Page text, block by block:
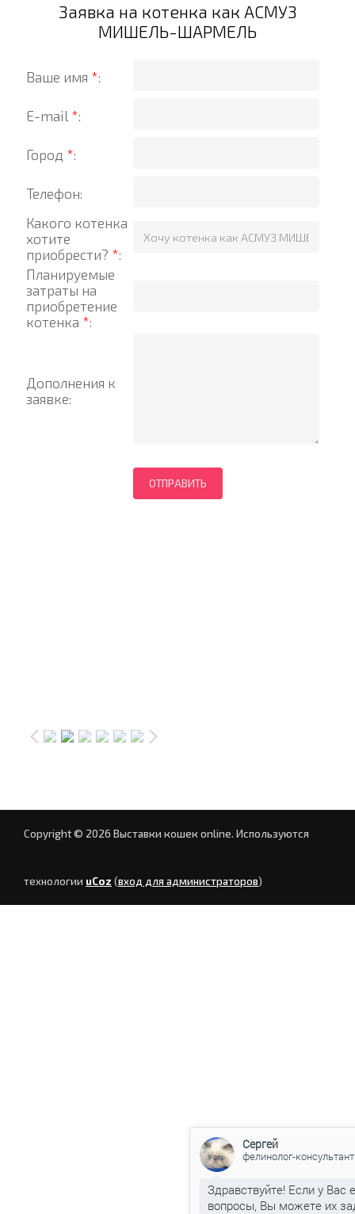
Заявка на котенка как АСМУЗ
МИШЕЛЬ-ШАРМЕЛЬ
Ваше имя *:
E-mail *:
Город *:
Телефон:
Какого котенка
хотите
приобрести? *:
Планируемые
затраты на
приобретение
котенка *:
Дополнения к
заявке:
Copyright © 2026 Выставки кошек online. Используются
технологии uCoz (вход для администраторов)
Сергей
фелинолог-консультант
Здравствуйте! Если у Вас
вопросы, Вы можете их